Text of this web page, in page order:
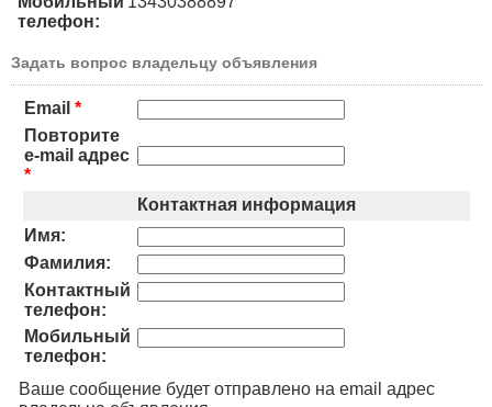
телефон:
Задать вопрос владельцу объявления
Email *
Повторите
e-mail адрес
*
Контактная информация
Имя:
Фамилия:
Контактный
телефон:
Мобильный
телефон:
Ваше сообщение будет отправлено на email адрес